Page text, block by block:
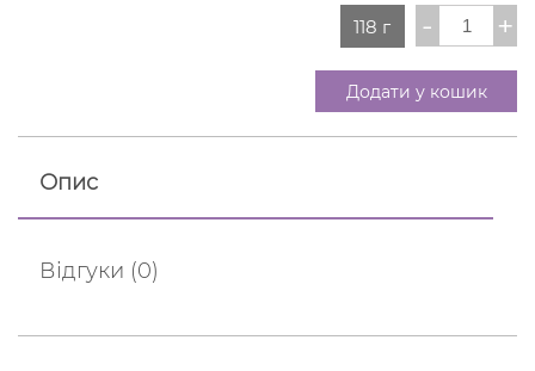
118 г - Зубна
паста
кількість
+
Додати у кошик
Опис
Відгуки (0)